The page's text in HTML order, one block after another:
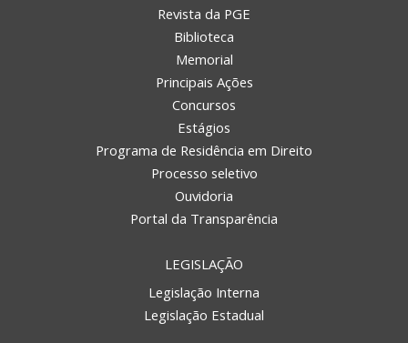
Revista da PGE
Biblioteca
Memorial
Principais Ações
Concursos
Estágios
Programa de Residência em Direito
Processo seletivo
Ouvidoria
Portal da Transparência
LEGISLAÇÃO
Legislação Interna
Legislação Estadual